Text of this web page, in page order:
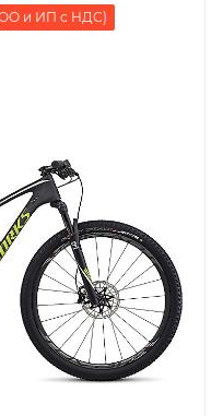
и ИП с НДС)